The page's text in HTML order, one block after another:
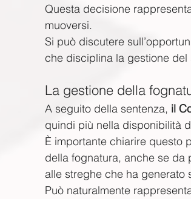
Questa decisione
muoversi.
Si può discutere
che disciplina la gestione
La gestione della
A seguito della sentenza, il
quindi più nella disponibilità
È importante chiarire questo
della fognatura, anche se
alle streghe che ha generato
Può naturalmente